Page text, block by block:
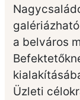
a belváros
Üzleti